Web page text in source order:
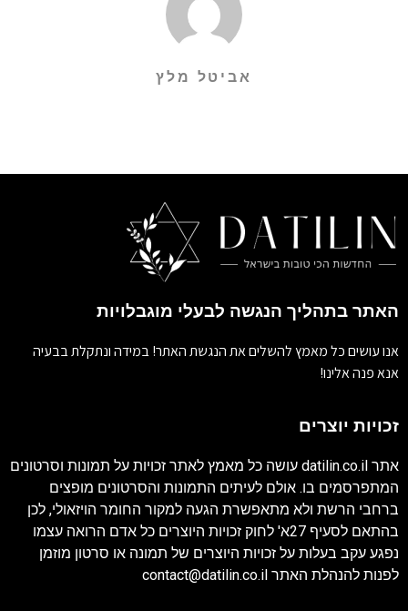
אביטל מלץ
האתר בתהליך הנגשה לבעלי מוגבלויות
אנו עושים כל מאמץ להשלים את הנגשת האתר! במידה ונתקלת בבעיה
אנא פנה אלינו!
זכויות יוצרים
אתר datilin.co.il עושה כל מאמץ לאתר זכויות על תמונות וסרטונים
המתפרסמים בו. אולם לעיתים התמונות והסרטונים מופצים
ברחבי הרשת ולא מתאפשרת הגעה למקור החומר הויזאולי, לכן
בהתאם לסעיף 27א' לחוק זכויות היוצרים כל אדם הרואה עצמו
נפגע עקב בעלות על זכויות היוצרים של תמונה או סרטון מוזמן
לפנות להנהלת האתר contact@datilin.co.il